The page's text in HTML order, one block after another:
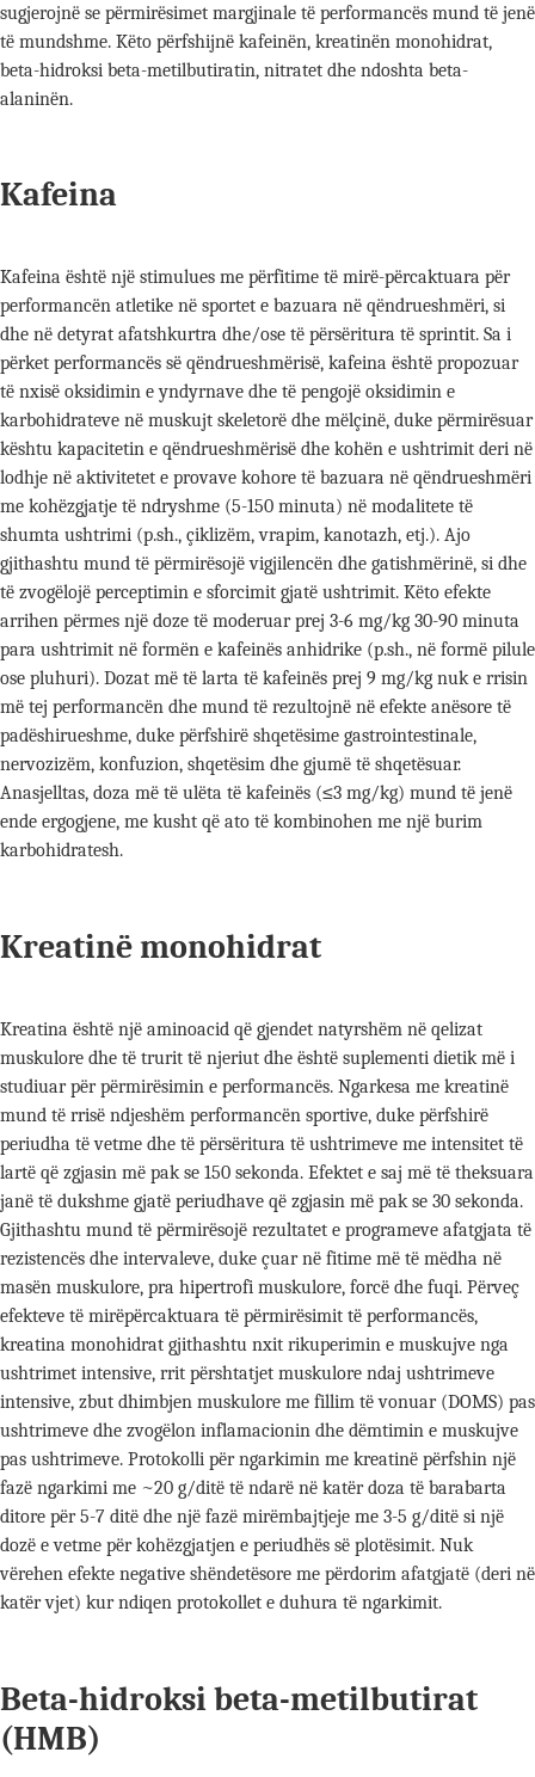
sugjerojnë se përmirësimet margjinale të performancës mund të jenë
të mundshme. Këto përfshijnë kafeinën, kreatinën monohidrat,
beta-hidroksi beta-metilbutiratin, nitratet dhe ndoshta beta-
alaninën.
Kafeina
Kafeina është një stimulues me përfitime të mirë-përcaktuara për
performancën atletike në sportet e bazuara në qëndrueshmëri, si
dhe në detyrat afatshkurtra dhe/ose të përsëritura të sprintit. Sa i
përket performancës së qëndrueshmërisë, kafeina është propozuar
të nxisë oksidimin e yndyrnave dhe të pengojë oksidimin e
karbohidrateve në muskujt skeletorë dhe mëlçinë, duke përmirësuar
kështu kapacitetin e qëndrueshmërisë dhe kohën e ushtrimit deri në
lodhje në aktivitetet e provave kohore të bazuara në qëndrueshmëri
me kohëzgjatje të ndryshme (5-150 minuta) në modalitete të
shumta ushtrimi (p.sh., çiklizëm, vrapim, kanotazh, etj.). Ajo
gjithashtu mund të përmirësojë vigjilencën dhe gatishmërinë, si dhe
të zvogëlojë perceptimin e sforcimit gjatë ushtrimit. Këto efekte
arrihen përmes një doze të moderuar prej 3-6 mg/kg 30-90 minuta
para ushtrimit në formën e kafeinës anhidrike (p.sh., në formë pilule
ose pluhuri). Dozat më të larta të kafeinës prej 9 mg/kg nuk e rrisin
më tej performancën dhe mund të rezultojnë në efekte anësore të
padëshirueshme, duke përfshirë shqetësime gastrointestinale,
nervozizëm, konfuzion, shqetësim dhe gjumë të shqetësuar.
Anasjelltas, doza më të ulëta të kafeinës (≤3 mg/kg) mund të jenë
ende ergogjene, me kusht që ato të kombinohen me një burim
karbohidratesh.
Kreatinë monohidrat
Kreatina është një aminoacid që gjendet natyrshëm në qelizat
muskulore dhe të trurit të njeriut dhe është suplementi dietik më i
studiuar për përmirësimin e performancës. Ngarkesa me kreatinë
mund të rrisë ndjeshëm performancën sportive, duke përfshirë
periudha të vetme dhe të përsëritura të ushtrimeve me intensitet të
lartë që zgjasin më pak se 150 sekonda. Efektet e saj më të theksuara
janë të dukshme gjatë periudhave që zgjasin më pak se 30 sekonda.
Gjithashtu mund të përmirësojë rezultatet e programeve afatgjata të
rezistencës dhe intervaleve, duke çuar në fitime më të mëdha në
masën muskulore, pra hipertrofi muskulore, forcë dhe fuqi. Përveç
efekteve të mirëpërcaktuara të përmirësimit të performancës,
kreatina monohidrat gjithashtu nxit rikuperimin e muskujve nga
ushtrimet intensive, rrit përshtatjet muskulore ndaj ushtrimeve
intensive, zbut dhimbjen muskulore me fillim të vonuar (DOMS) pas
ushtrimeve dhe zvogëlon inflamacionin dhe dëmtimin e muskujve
pas ushtrimeve. Protokolli për ngarkimin me kreatinë përfshin një
fazë ngarkimi me ~20 g/ditë të ndarë në katër doza të barabarta
ditore për 5-7 ditë dhe një fazë mirëmbajtjeje me 3-5 g/ditë si një
dozë e vetme për kohëzgjatjen e periudhës së plotësimit. Nuk
vërehen efekte negative shëndetësore me përdorim afatgjatë (deri në
katër vjet) kur ndiqen protokollet e duhura të ngarkimit.
Beta-hidroksi beta-metilbutirat
(HMB)